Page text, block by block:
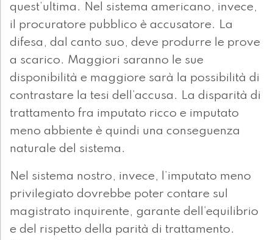
quest’ultima. Nel sistema americano, invece,
il procuratore pubblico è accusatore. La
difesa, dal canto suo, deve produrre le prove
a scarico. Maggiori saranno le sue
disponibilità e maggiore sarà la possibilità di
contrastare la tesi dell’accusa. La disparità di
trattamento fra imputato ricco e imputato
meno abbiente è quindi una conseguenza
naturale del sistema.
Nel sistema nostro, invece, l’imputato meno
privilegiato dovrebbe poter contare sul
magistrato inquirente, garante dell’equilibrio
e del rispetto della parità di trattamento.